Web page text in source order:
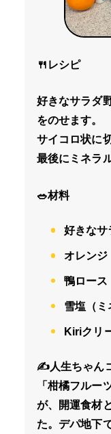
🍴レシピ
好きなサラダ
をのせます。
サイコロ状に
最後にミネラ
🥗材料
好きなサ
オレンジ
鴨ロース
雪塩（ミ
Kiriクリ
✍️人生ちゃん
「柑橘フルー
が、開運食材
た。デパ地下